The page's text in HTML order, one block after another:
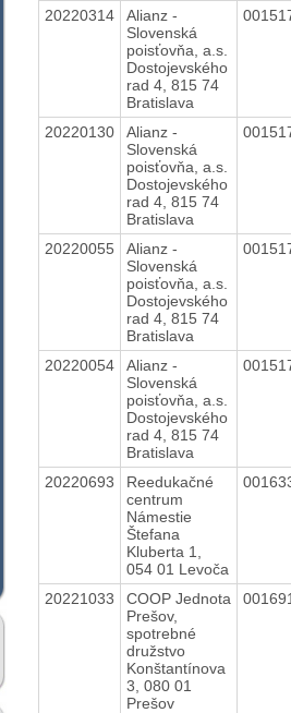
20220314
Alianz -
Slovenská
poisťovňa, a.s.
Dostojevského
rad 4, 815 74
Bratislava
20220130
Alianz -
Slovenská
poisťovňa, a.s.
Dostojevského
rad 4, 815 74
Bratislava
20220055
Alianz -
Slovenská
poisťovňa, a.s.
Dostojevského
rad 4, 815 74
Bratislava
20220054
Alianz -
Slovenská
poisťovňa, a.s.
Dostojevského
rad 4, 815 74
Bratislava
20220693
Reedukačné
centrum
Námestie
Štefana
Kluberta 1,
054 01 Levoča
20221033
COOP Jednota
Prešov,
spotrebné
družstvo
Konštantínova
3, 080 01
Prešov